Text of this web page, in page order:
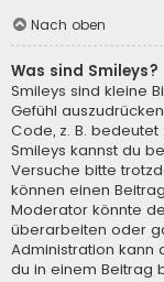
Nach oben
Was sind Smileys?
Smileys sind kleine
Gefühl
Code, z. B.
Smileys kannst du
Versuche bitte
können einen
Moderator könnte
überarbeiten oder
Administration kann
du in einem Beitrag